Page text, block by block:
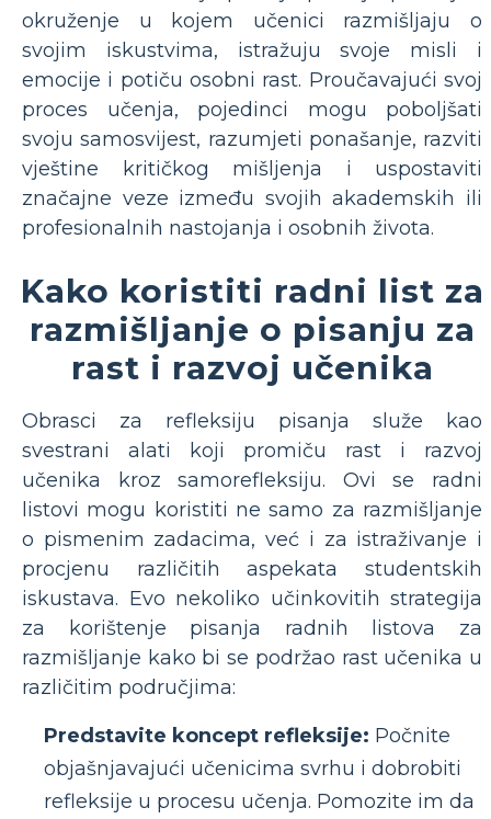
okruženje u kojem učenici razmišljaju o
svojim iskustvima, istražuju svoje misli i
emocije i potiču osobni rast. Proučavajući svoj
proces učenja, pojedinci mogu poboljšati
svoju samosvijest, razumjeti ponašanje, razviti
vještine kritičkog mišljenja i uspostaviti
značajne veze između svojih akademskih ili
profesionalnih nastojanja i osobnih života.
Kako koristiti radni list za
razmišljanje o pisanju za
rast i razvoj učenika
Obrasci za refleksiju pisanja služe kao
svestrani alati koji promiču rast i razvoj
učenika kroz samorefleksiju. Ovi se radni
listovi mogu koristiti ne samo za razmišljanje
o pismenim zadacima, već i za istraživanje i
procjenu različitih aspekata studentskih
iskustava. Evo nekoliko učinkovitih strategija
za korištenje pisanja radnih listova za
razmišljanje kako bi se podržao rast učenika u
različitim područjima:
Predstavite koncept refleksije: Počnite
objašnjavajući učenicima svrhu i dobrobiti
refleksije u procesu učenja. Pomozite im da